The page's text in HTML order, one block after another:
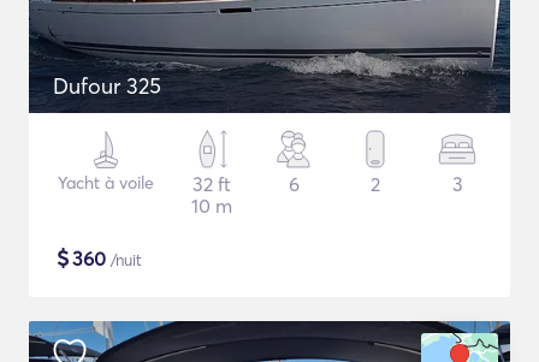
Dufour 325
Yacht à voile
32 ft
10 m
6 2 3
$360 /nuit